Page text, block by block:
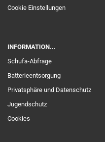
Cookie Einstellungen
INFORMATION...
Schufa-Abfrage
Batterieentsorgung
Privatsphäre und Datenschutz
Jugendschutz
Cookies